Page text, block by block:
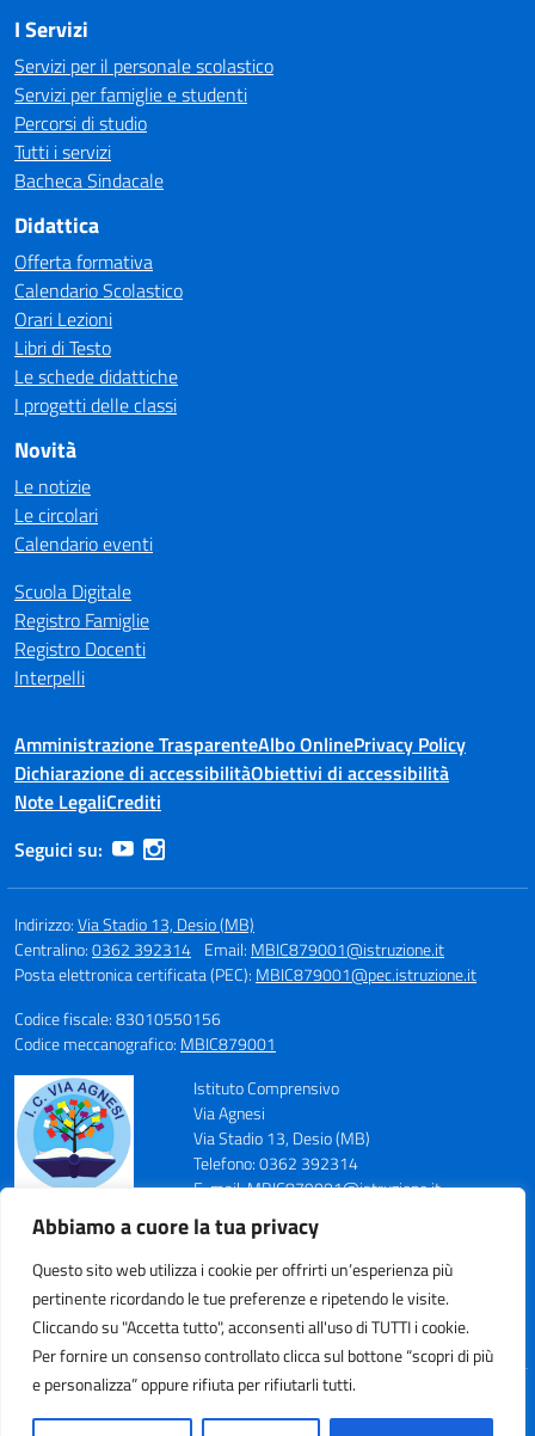
Abbiamo a cuore la tua privacy
Questo sito web utilizza i cookie per offrirti un’esperienza più
pertinente ricordando le tue preferenze e ripetendo le visite.
Cliccando su "Accetta tutto", acconsenti all'uso di TUTTI i cookie.
Per fornire un consenso controllato clicca sul bottone “scopri di più
e personalizza” oppure rifiuta per rifiutarli tutti.
I Servizi
Servizi per il personale scolastico
Servizi per famiglie e studenti
Percorsi di studio
Tutti i servizi
Bacheca Sindacale
Didattica
Offerta formativa
Calendario Scolastico
Orari Lezioni
Libri di Testo
Le schede didattiche
I progetti delle classi
Novità
Le notizie
Le circolari
Calendario eventi
Scuola Digitale
Registro Famiglie
Registro Docenti
Interpelli
Amministrazione TrasparenteAlbo OnlinePrivacy Policy
Dichiarazione di accessibilitàObiettivi di accessibilità
Note LegaliCrediti
Seguici su:
Indirizzo:Via Stadio 13, Desio (MB)
Centralino:0362 392314 Email: MBIC879001@istruzione.it
Posta elettronica certificata (PEC): MBIC879001@pec.istruzione.it
Codice fiscale: 83010550156
Codice meccanografico: MBIC879001
Istituto Comprensivo
Via Agnesi
Via Stadio 13, Desio (MB)
Telefono: 0362 392314
E-mail: MBIC879001@istruzione.it
PEC: MBIC879001@pec.istruzione.it
Codice Meccanografico: MBIC879001
Codice Fiscale: 83010550156